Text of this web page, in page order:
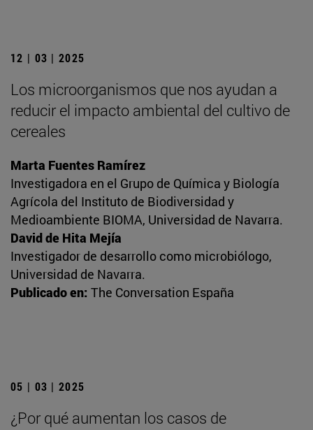
12 | 03 | 2025
Los microorganismos que nos ayudan a
reducir el impacto ambiental del cultivo de
cereales
Marta Fuentes Ramírez
Investigadora en el Grupo de Química y Biología
Agrícola del Instituto de Biodiversidad y
Medioambiente BIOMA, Universidad de Navarra.
David de Hita Mejía
Investigador de desarrollo como microbiólogo,
Universidad de Navarra.
Publicado en: The Conversation España
05 | 03 | 2025
¿Por qué aumentan los casos de